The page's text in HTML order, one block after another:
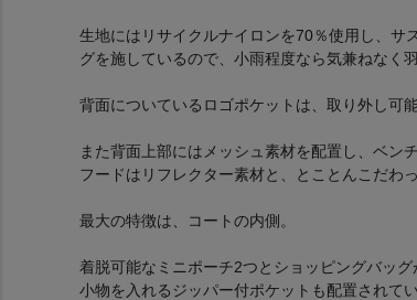
生地にはリサイクルナイロンを70％使用し、サ
グを施しているので、小雨程度なら気兼ねなく羽
背面についているロゴポケットは、取り外し可
また背面上部にはメッシュ素材を配置し、ベン
フードはリフレクター素材と、とことんこだわっ
最大の特徴は、コートの内側。
着脱可能なミニポーチ2つとショッピングバッ
小物を入れるジッパー付ポケットも配置されてい